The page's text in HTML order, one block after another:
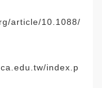
article/10.1088/
index.p